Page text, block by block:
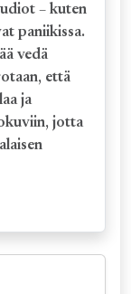
– kuten
paniikissa.
vedä
että
ja
jotta